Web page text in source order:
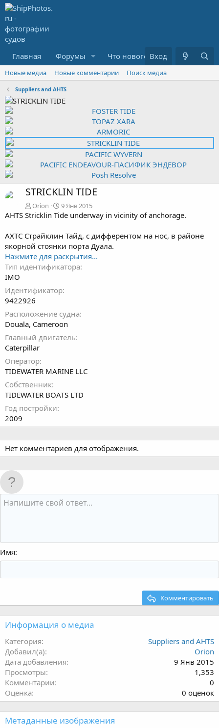
Главная Форумы Что нового? Медиа
Вход
Новые медиа Новые комментарии Поиск медиа
Suppliers and AHTS
STRICKLIN TIDE
Orion 9 Янв 2015
AHTS Stricklin Tide underway in vicinity of anchorage.
АХТС Страйклин Тайд, с дифферентом на нос, в районе
якорной стоянки порта Дуала.
Нажмите для раскрытия...
Тип идентификатора
IMO
Идентификатор
9422926
Расположение судна
Douala, Cameroon
Главный двигатель
Caterpillar
Оператор
TIDEWATER MARINE LLC
Собственник
TIDEWATER BOATS LTD
Год постройки
2009
Нет комментариев для отображения.
Имя
Комментировать
Информация о медиа
Категория
Suppliers and AHTS
Добавил(а)
Orion
Дата добавления
9 Янв 2015
Просмотры
1,353
Комментарии
0
Оценка
0
.
0
0 оценок
Метаданные изображения